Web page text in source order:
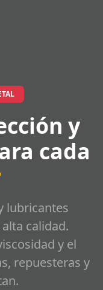
y
cada
lubricantes
calidad.
y el
repuesteras y